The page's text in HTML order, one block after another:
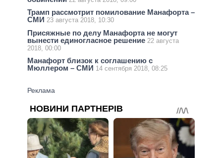
Трамп рассмотрит помилование Манафорта –
СМИ 23 августа 2018, 10:30
Присяжные по делу Манафорта не могут
вынести единогласное решение 22 августа
2018, 00:00
Манафорт близок к соглашению с
Мюллером – СМИ 14 сентября 2018, 08:25